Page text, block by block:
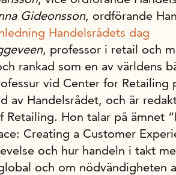
Gideonsson, ordförande
Handelsrådets dag
, professor i retail och
rankad som en av världens
vid Center for Retailing
av Handelsrådet, och är
Retailing. Hon talar på ämnet
Creating a Customer
och hur handeln i takt
och om nödvändigheten